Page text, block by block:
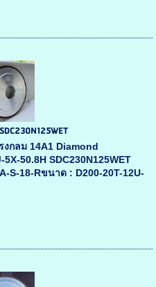
กลม 14A1 Diamond
50.8H SDC230N125WET
S-18-Rขนาด : D200-20T-12U-